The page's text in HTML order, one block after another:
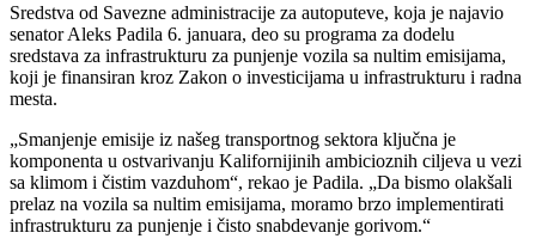
Sredstva od Savezne administracije za autoputeve, koja je najavio
senator Aleks Padila 6. januara, deo su programa za dodelu
sredstava za infrastrukturu za punjenje vozila sa nultim emisijama,
koji je finansiran kroz Zakon o investicijama u infrastrukturu i radna
mesta.
„Smanjenje emisije iz našeg transportnog sektora ključna je
komponenta u ostvarivanju Kalifornijinih ambicioznih ciljeva u vezi
sa klimom i čistim vazduhom“, rekao je Padila. „Da bismo olakšali
prelaz na vozila sa nultim emisijama, moramo brzo implementirati
infrastrukturu za punjenje i čisto snabdevanje gorivom.“